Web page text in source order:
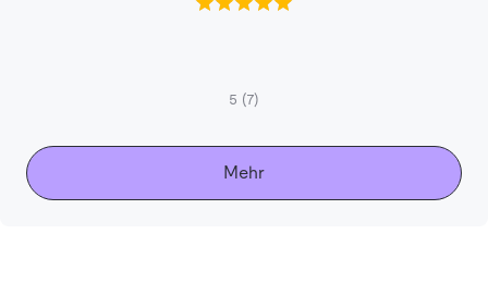
5 (7)
Mehr